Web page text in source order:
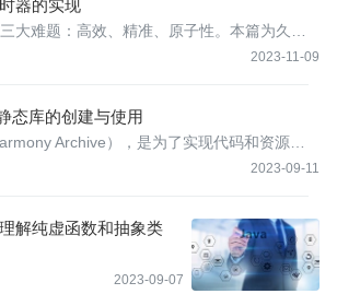
器的实现
2023-11-09
大难题：高效、精准、原子性。本篇为久违
》，为大家讲解：内部如何使用经典数据结
态库的创建与使用
2023-09-11
Archive），是为了实现代码和资源的
C++库、资源和配置文件，随使用方一起编
解纯虚函数和抽象类
2023-09-07